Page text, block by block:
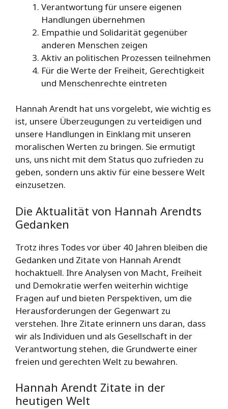
Verantwortung für unsere eigenen
Handlungen übernehmen
Empathie und Solidarität gegenüber
anderen Menschen zeigen
Aktiv an politischen Prozessen teilnehmen
Für die Werte der Freiheit, Gerechtigkeit
und Menschenrechte eintreten
Hannah Arendt hat uns vorgelebt, wie wichtig es
ist, unsere Überzeugungen zu verteidigen und
unsere Handlungen in Einklang mit unseren
moralischen Werten zu bringen. Sie ermutigt
uns, uns nicht mit dem Status quo zufrieden zu
geben, sondern uns aktiv für eine bessere Welt
einzusetzen.
Die Aktualität von Hannah Arendts
Gedanken
Trotz ihres Todes vor über 40 Jahren bleiben die
Gedanken und Zitate von Hannah Arendt
hochaktuell. Ihre Analysen von Macht, Freiheit
und Demokratie werfen weiterhin wichtige
Fragen auf und bieten Perspektiven, um die
Herausforderungen der Gegenwart zu
verstehen. Ihre Zitate erinnern uns daran, dass
wir als Individuen und als Gesellschaft in der
Verantwortung stehen, die Grundwerte einer
freien und gerechten Welt zu bewahren.
Hannah Arendt Zitate in der
heutigen Welt